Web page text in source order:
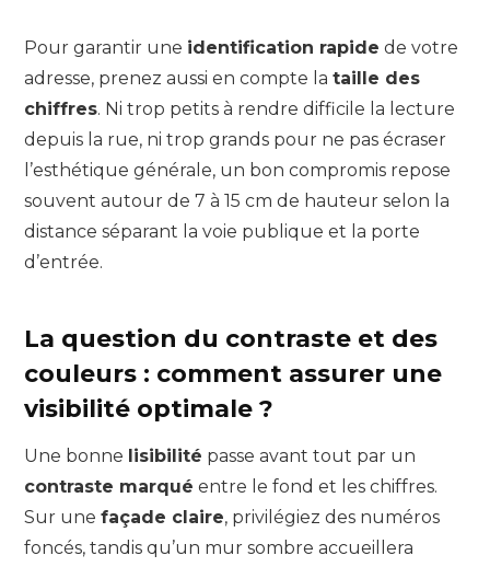
Pour garantir une identification rapide de votre
adresse, prenez aussi en compte la taille des
chiffres. Ni trop petits à rendre difficile la lecture
depuis la rue, ni trop grands pour ne pas écraser
l’esthétique générale, un bon compromis repose
souvent autour de 7 à 15 cm de hauteur selon la
distance séparant la voie publique et la porte
d’entrée.
La question du contraste et des
couleurs : comment assurer une
visibilité optimale ?
Une bonne lisibilité passe avant tout par un
contraste marqué entre le fond et les chiffres.
Sur une façade claire, privilégiez des numéros
foncés, tandis qu’un mur sombre accueillera